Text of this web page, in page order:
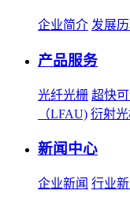
企业简介 发展
产品服务
光纤光栅 超快
（LFAU) 衍射
新闻中心
企业新闻 行业新